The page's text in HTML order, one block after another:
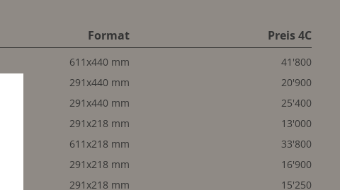
Format Preis 4C
611x440 mm
41'800
291x440 mm
20'900
291x440 mm
25'400
291x218 mm
13'000
611x218 mm
33'800
291x218 mm
16'900
291x218 mm
15'250